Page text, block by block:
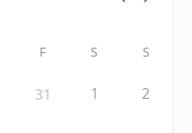
F S S
31 1 2